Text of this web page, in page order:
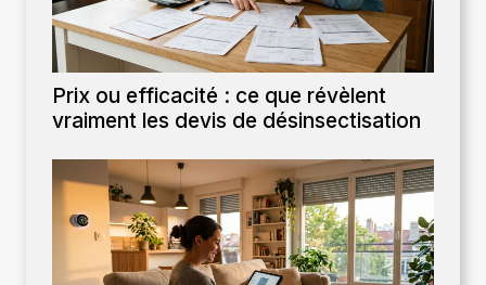
Prix ou efficacité : ce que révèlent
vraiment les devis de désinsectisation